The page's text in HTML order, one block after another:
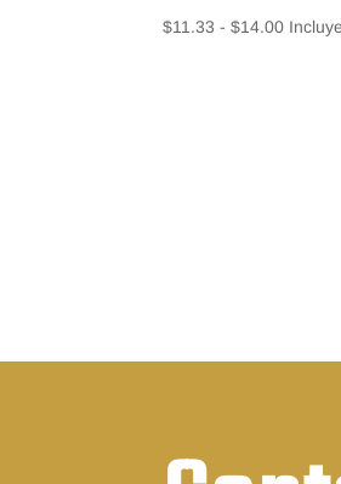
$11.33 - $14.00Rango